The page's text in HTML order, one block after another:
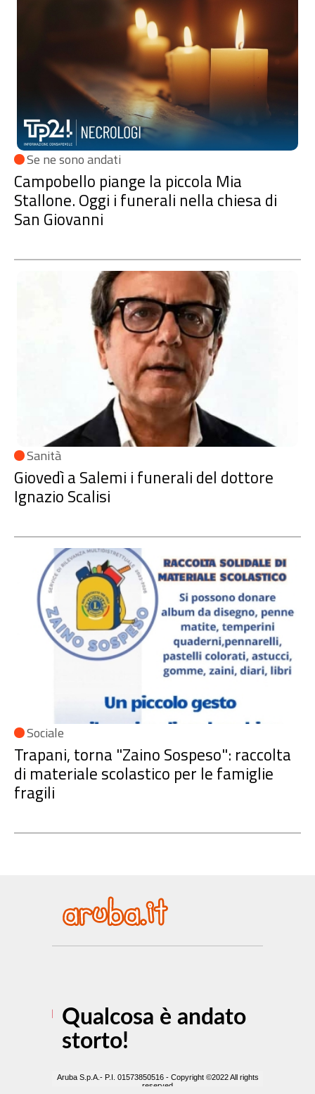
Se ne sono andati
Campobello piange la piccola Mia
Stallone. Oggi i funerali nella chiesa di
San Giovanni
Sanità
Giovedì a Salemi i funerali del dottore
Ignazio Scalisi
Sociale
Trapani, torna "Zaino Sospeso": raccolta
di materiale scolastico per le famiglie
fragili